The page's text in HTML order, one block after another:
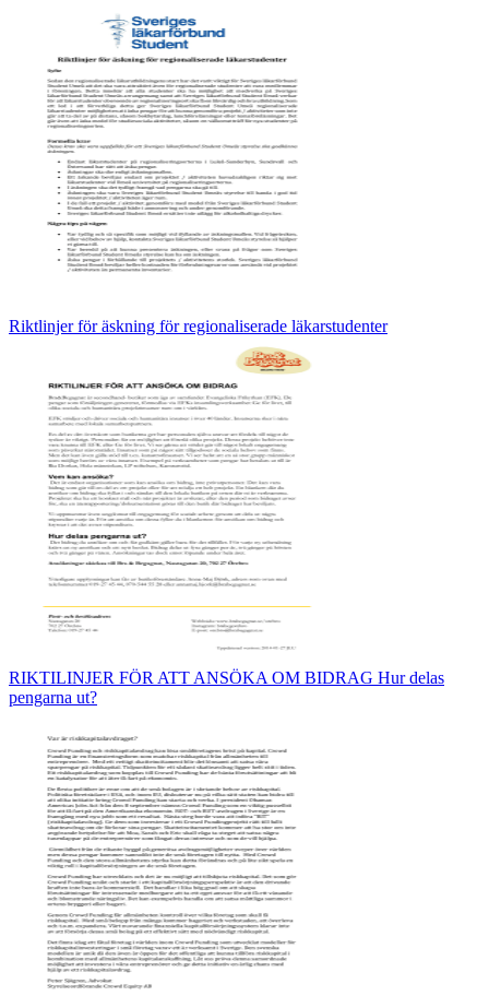
Riktlinjer för äskning för regionaliserade läkarstudenter
RIKTILINJER FÖR ATT ANSÖKA OM BIDRAG Hur delas
pengarna ut?